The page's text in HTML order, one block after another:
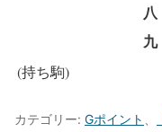
八
九
(持ち駒)
カテゴリー: Gポイント